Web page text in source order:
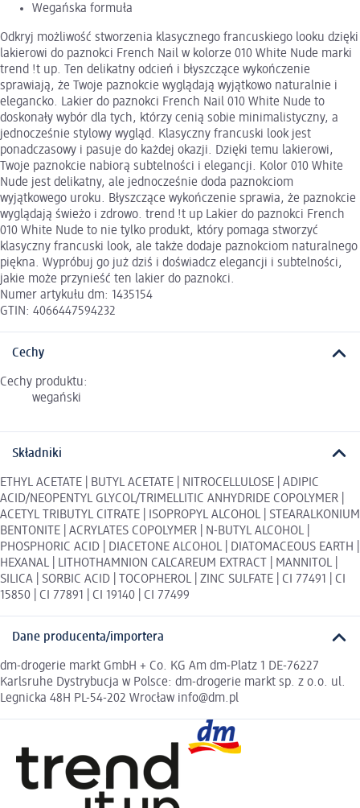
Wegańska formuła
Odkryj możliwość stworzenia klasycznego francuskiego looku dzięki
lakierowi do paznokci French Nail w kolorze 010 White Nude marki
trend !t up. Ten delikatny odcień i błyszczące wykończenie
sprawiają, że Twoje paznokcie wyglądają wyjątkowo naturalnie i
elegancko. Lakier do paznokci French Nail 010 White Nude to
doskonały wybór dla tych, którzy cenią sobie minimalistyczny, a
jednocześnie stylowy wygląd. Klasyczny francuski look jest
ponadczasowy i pasuje do każdej okazji. Dzięki temu lakierowi,
Twoje paznokcie nabiorą subtelności i elegancji. Kolor 010 White
Nude jest delikatny, ale jednocześnie doda paznokciom
wyjątkowego uroku. Błyszczące wykończenie sprawia, że paznokcie
wyglądają świeżo i zdrowo. trend !t up Lakier do paznokci French
010 White Nude to nie tylko produkt, który pomaga stworzyć
klasyczny francuski look, ale także dodaje paznokciom naturalnego
piękna. Wypróbuj go już dziś i doświadcz elegancji i subtelności,
jakie może przynieść ten lakier do paznokci.
Numer artykułu dm: 1435154
GTIN: 4066447594232
Cechy
Cechy produktu:
wegański
Składniki
ETHYL ACETATE | BUTYL ACETATE | NITROCELLULOSE | ADIPIC
ACID/NEOPENTYL GLYCOL/TRIMELLITIC ANHYDRIDE COPOLYMER |
ACETYL TRIBUTYL CITRATE | ISOPROPYL ALCOHOL | STEARALKONIUM
BENTONITE | ACRYLATES COPOLYMER | N-BUTYL ALCOHOL |
PHOSPHORIC ACID | DIACETONE ALCOHOL | DIATOMACEOUS EARTH |
HEXANAL | LITHOTHAMNION CALCAREUM EXTRACT | MANNITOL |
SILICA | SORBIC ACID | TOCOPHEROL | ZINC SULFATE | CI 77491 | CI
15850 | CI 77891 | CI 19140 | CI 77499
Dane producenta/importera
dm-drogerie markt GmbH + Co. KG Am dm-Platz 1 DE-76227
Karlsruhe Dystrybucja w Polsce: dm-drogerie markt sp. z o.o. ul.
Legnicka 48H PL-54-202 Wrocław info@dm.pl